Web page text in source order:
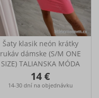
Šaty klasik neón krátky
rukáv dámske (S/M ONE
SIZE) TALIANSKA MÓDA
IMM24M148727
šaty klasik s kapsami přes
14 €
14-30 dní na objednávku